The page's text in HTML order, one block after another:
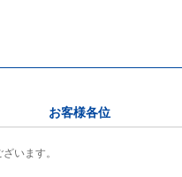
お客様各位
います。